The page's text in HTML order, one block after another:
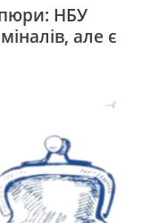
НБУ
але є